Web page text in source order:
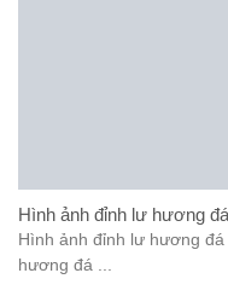
Hình ảnh đỉnh lư hương
Hình ảnh đỉnh lư hương
hương đá ...